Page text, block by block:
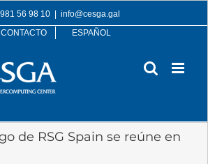
56 98 10
info@cesga.gal
CONTACTO
ESPAÑOL
de RSG Spain se reúne en